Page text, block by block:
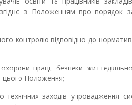
з Положенням про порядок
контролю відповідно до
праці, безпеки
цього Положення;
технічних заходів упровадження